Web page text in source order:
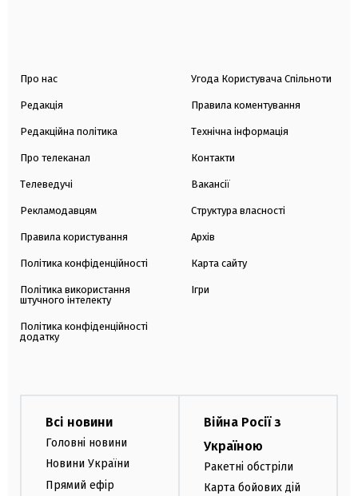
Про нас
Редакція
Редакційна політика
Про телеканал
Телеведучі
Рекламодавцям
Правила користування
Політика конфіденційності
Політика використання
штучного інтелекту
Політика конфіденційності
додатку
Угода Користувача Спільноти
Правила коментування
Технічна інформація
Контакти
Вакансії
Структура власності
Архів
Карта сайту
Ігри
Всі новини
Головні новини
Новини України
Прямий ефір
Війна Росії з
Україною
Ракетні обстріли
Карта бойових дій